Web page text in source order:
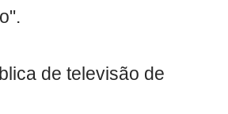
de televisão de